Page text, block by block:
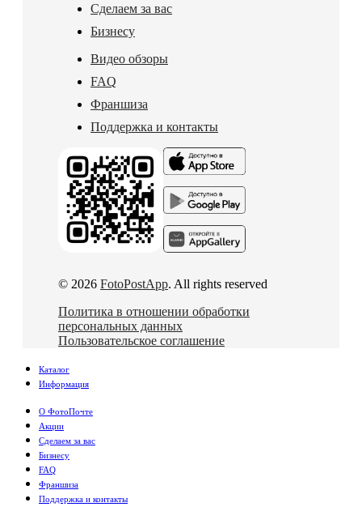
Сделаем за вас
Бизнесу
Видео обзоры
FAQ
Франшиза
Поддержка и контакты
© 2026 FotoPostApp. All rights reserved
Политика в отношении обработки
персональных данных
Пользовательское соглашение
Каталог
Информация
О ФотоПочте
Акции
Сделаем за вас
Бизнесу
FAQ
Франшиза
Поддержка и контакты